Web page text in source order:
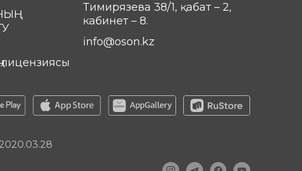
Тимирязева 38/1, қабат – 2,
кабинет – 8.
info@oson.kz